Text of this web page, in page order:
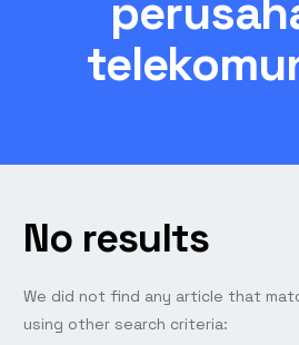
No results
We did not find any article that
using other search criteria: